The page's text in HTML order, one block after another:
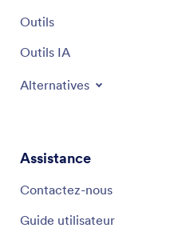
Outils
Outils IA
Alternatives
Assistance
Contactez-nous
Guide utilisateur